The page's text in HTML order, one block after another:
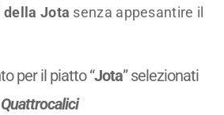
della Jota senza appesantire il
per il piatto “Jota” selezionati
Quattrocalici